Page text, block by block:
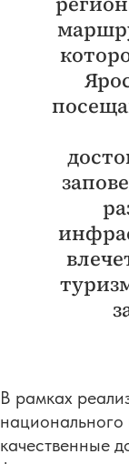
В рамках
национального
качественные